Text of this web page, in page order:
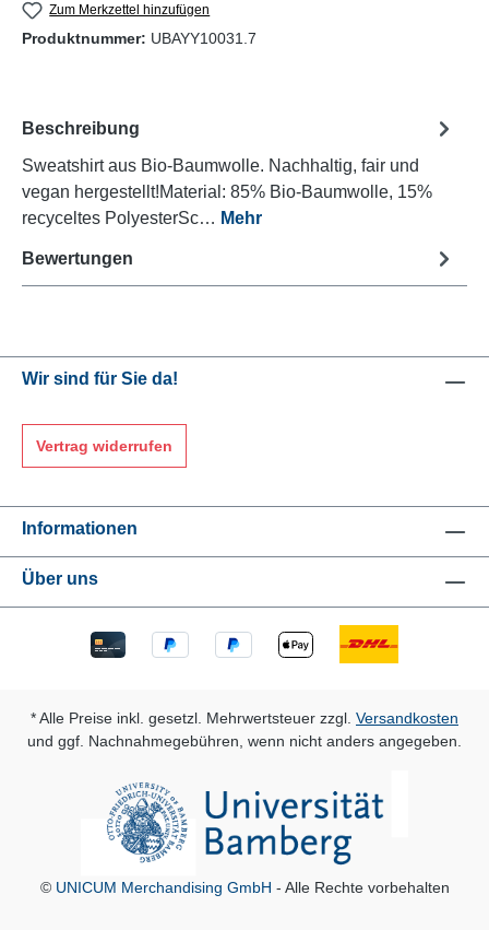
Zum Merkzettel hinzufügen
Produktnummer: UBAYY10031.7
Beschreibung
Sweatshirt aus Bio-Baumwolle. Nachhaltig, fair und
vegan hergestellt!Material: 85% Bio-Baumwolle, 15%
recyceltes PolyesterSc… Mehr
Bewertungen
Wir sind für Sie da!
Vertrag widerrufen
Informationen
Über uns
* Alle Preise inkl. gesetzl. Mehrwertsteuer zzgl. Versandkosten
und ggf. Nachnahmegebühren, wenn nicht anders angegeben.
© UNICUM Merchandising GmbH - Alle Rechte vorbehalten